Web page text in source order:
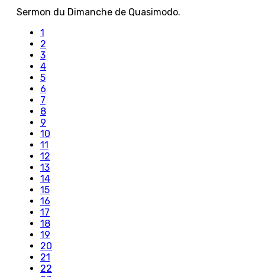
Sermon du Dimanche de Quasimodo.
1
2
3
4
5
6
7
8
9
10
11
12
13
14
15
16
17
18
19
20
21
22